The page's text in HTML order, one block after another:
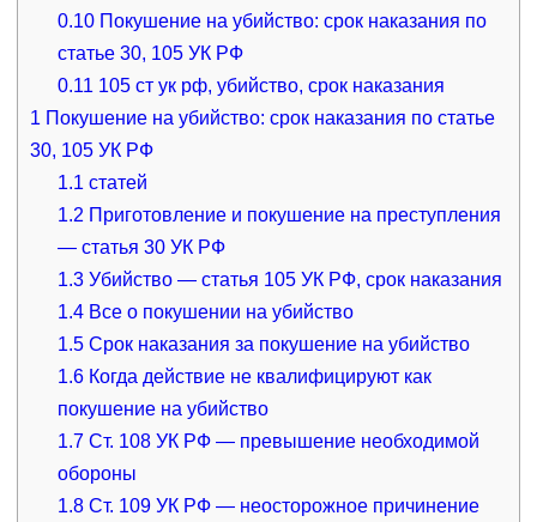
0.10 Покушение на убийство: срок наказания по
статье 30, 105 УК РФ
0.11 105 ст ук рф, убийство, срок наказания
1 Покушение на убийство: срок наказания по статье
30, 105 УК РФ
1.1 статей
1.2 Приготовление и покушение на преступления
— статья 30 УК РФ
1.3 Убийство — статья 105 УК РФ, срок наказания
1.4 Все о покушении на убийство
1.5 Срок наказания за покушение на убийство
1.6 Когда действие не квалифицируют как
покушение на убийство
1.7 Ст. 108 УК РФ — превышение необходимой
обороны
1.8 Ст. 109 УК РФ — неосторожное причинение